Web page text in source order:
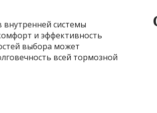
системы
и эффективность
выбора может
всей тормозной